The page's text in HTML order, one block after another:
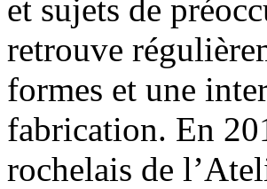
et sujets de
retrouve
formes et une
fabrication. En
rochelais de